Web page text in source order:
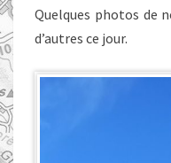
Quelques photos de
d’autres ce jour.